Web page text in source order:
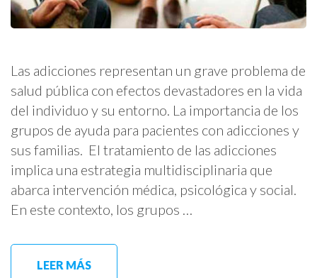
Las adicciones representan un grave problema de
salud pública con efectos devastadores en la vida
del individuo y su entorno. La importancia de los
grupos de ayuda para pacientes con adicciones y
sus familias. El tratamiento de las adicciones
implica una estrategia multidisciplinaria que
abarca intervención médica, psicológica y social.
En este contexto, los grupos …
LEER MÁS